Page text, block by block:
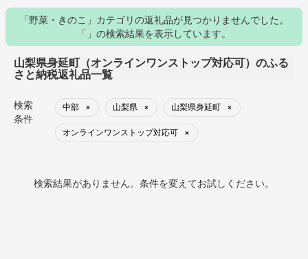
「野菜・きのこ」カテゴリの返礼品が見つかりませんでした。
「」の検索結果を表示しています。
山梨県身延町（オンラインワンストップ対応可）のふる
さと納税返礼品一覧
検索
条件
中部 × 山梨県 × 山梨県身延町 ×
オンラインワンストップ対応可 ×
検索結果がありません。条件を変えてお試しください。